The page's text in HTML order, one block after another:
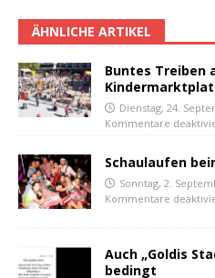
ÄHNLICHE ARTIKEL
Buntes Treiben
Dienstag, 24.
Kommentare
Schaulaufen
Sonntag, 2.
Kommentare
Auch „Goldis
bedingt